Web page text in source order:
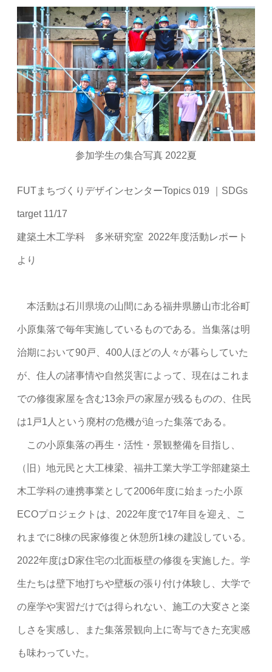
参加学生の集合写真 2022夏
FUTまちづくりデザインセンターTopics 019 ｜SDGs
target 11/17
建築土木工学科 多米研究室 2022年度活動レポート
より
本活動は石川県境の山間にある福井県勝山市北谷町
小原集落で毎年実施しているものである。当集落は明
治期において90戸、400人ほどの人々が暮らしていた
が、住人の諸事情や自然災害によって、現在はこれま
での修復家屋を含む13余戸の家屋が残るものの、住民
は1戸1人という廃村の危機が迫った集落である。
この小原集落の再生・活性・景観整備を目指し、
（旧）地元民と大工棟梁、福井工業大学工学部建築土
木工学科の連携事業として2006年度に始まった小原
ECOプロジェクトは、2022年度で17年目を迎え、こ
れまでに8棟の民家修復と休憩所1棟の建設している。
2022年度はD家住宅の北面板壁の修復を実施した。学
生たちは壁下地打ちや壁板の張り付け体験し、大学で
の座学や実習だけでは得られない、施工の大変さと楽
しさを実感し、また集落景観向上に寄与できた充実感
も味わっていた。